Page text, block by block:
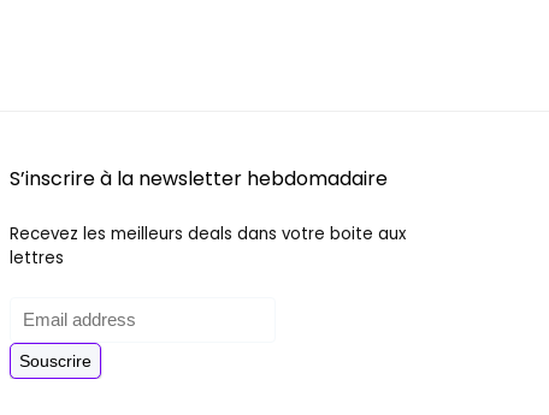
S’inscrire à la newsletter hebdomadaire
Recevez les meilleurs deals dans votre boite aux
lettres